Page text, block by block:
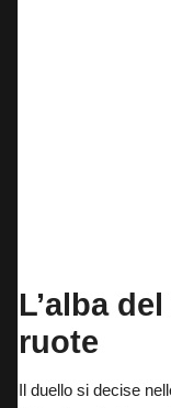
L’alba
ruote
Il duello si decise